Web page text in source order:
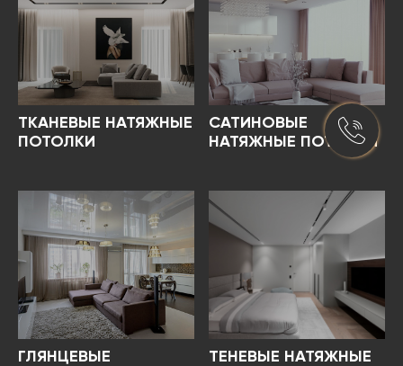
ТКАНЕВЫЕ НАТЯЖНЫЕ
ПОТОЛКИ
САТИНОВЫЕ
НАТЯЖНЫЕ ПОТОЛКИ
ГЛЯНЦЕВЫЕ
ТЕНЕВЫЕ НАТЯЖНЫЕ